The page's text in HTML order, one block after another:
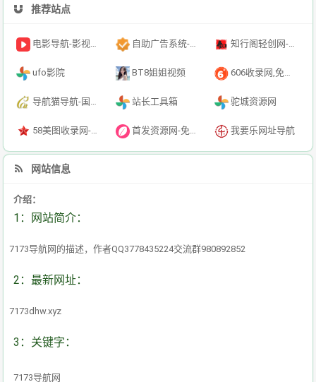
推荐站点
电影导航-影视导航-电影搜索-影视搜索-电影站收录 自助广告系统-自助广告源码-自助投放广告插件 知行阁轻创网-分享网络赚钱项目-全网首发副业项目实操平台-副业创业项目网
ufo影院 BT8姐姐视频 606收录网,免费自动秒收录网址,提供自动收录,网站导航大全源码,自动链,友情链接交换。
导航猫导航-国内专业的技术资源网分类平台 站长工具箱 驼城资源网
58美图收录网-自动收录网站-流量交换-自动链 首发资源网-免费资源下载-最新php源码下载-热门资源下载 我要乐网址导航
网站信息
介绍：
1：网站简介：
7173导航网的描述，作者QQ3778435224交流群980892852
2：最新网址：
7173dhw.xyz
3：关键字：
7173导航网